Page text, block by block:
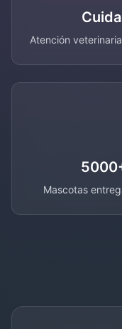
Atención
Mascotas